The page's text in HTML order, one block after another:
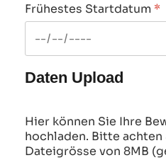
Frühestes Startdatum *
Daten Upload
Hier können Sie Ihre
hochladen. Bitte achten
Dateigrösse von 8MB